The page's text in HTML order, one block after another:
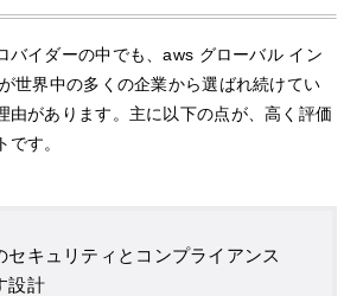
バイダーの中でも、aws グローバル イン
世界中の多くの企業から選ばれ続けてい
由があります。主に以下の点が、高く評価
す。
セキュリティとコンプライアンス
設計